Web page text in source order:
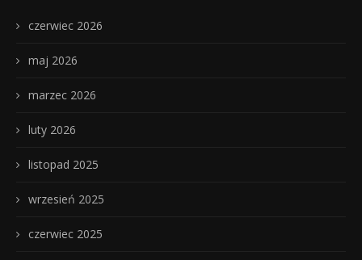
czerwiec 2026
maj 2026
marzec 2026
luty 2026
listopad 2025
wrzesień 2025
czerwiec 2025